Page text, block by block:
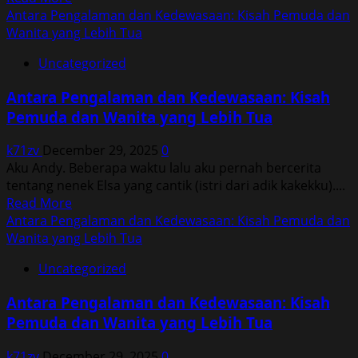
Tua
more
about
Pengalaman
Kedewasaan:
Kisah
dan
Wanita
yang
Lebih
Tua
Antara Pengalaman dan Kedewasaan: Kisah Pemuda dan
Wanita yang Lebih Tua
Uncategorized
Antara Pengalaman dan Kedewasaan: Kisah
Pemuda dan Wanita yang Lebih Tua
k71zv December 29, 2025 0
Aku Andy. Beberapa waktu lalu aku pernah bercerita
tentang nenek Elsa yang cantik (istri dari adik kakekku)....
Read MoreRead
more
about
Pengalaman
Kedewasaan:
Kisah
Antara Pengalaman dan Kedewasaan: Kisah Pemuda dan
Wanita yang Lebih Tua
Uncategorized
Antara Pengalaman dan Kedewasaan: Kisah
Pemuda dan Wanita yang Lebih Tua